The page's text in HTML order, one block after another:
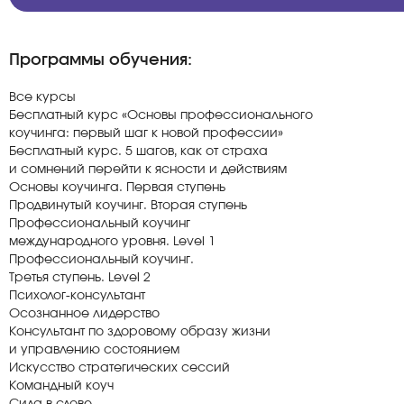
Программы обучения:
Все курсы
Бесплатный курс «Основы профессионального
коучинга: первый шаг к новой профессии»
Бесплатный курс. 5 шагов, как от страха
и сомнений перейти к ясности и действиям
Основы коучинга. Первая ступень
Продвинутый коучинг. Вторая ступень
Профессиональный коучинг
международного уровня. Level 1
Профессиональный коучинг.
Третья ступень. Level 2
Психолог-консультант
Осознанное лидерство
Консультант по здоровому образу жизни
и управлению состоянием
Искусство стратегических сессий
Командный коуч